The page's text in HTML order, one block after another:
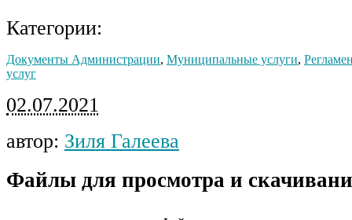
Категории:
Документы Администрации, Муниципальные услуги,
услуг
02.07.2021
автор: Зиля Галеева
Файлы для просмотра и